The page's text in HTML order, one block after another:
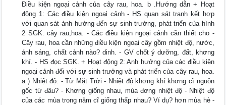
Điều kiện ngoại cảnh của cây rau, hoa. b .Hướng dẫn + Hoạt
động 1: Các điều kiện ngoại cảnh - HS quan sát tranh kết hợp
với quan sát ảnh hưởng đến sự sinh trưởng, phát triển của hình
2 SGK. cây rau,hoa. - Các điều kiện ngoại cảnh cần thiết cho -
Cây rau, hoa cần những điều kiện ngoại cây gồm nhiệt độ, nước,
ánh sáng, chất cảnh nào? dinh. - GV chốt ý dưỡng, đất, khơng
khí. - HS đọc SGK. + Hoạt động 2: Anh hưởng của các điều kiện
ngoại cảnh đối với sự sinh trưởng và phát triển của cây rau, hoa.
a ) Nhiệt độ: - Từ Mặt Trời - Nhiệt độ khơng khí khơng cĩ nguồn
gốc từ đâu? - Khơng giống nhau, mùa đơng nhiệt độ - Nhiệt độ
của các mùa trong năm cĩ giống thấp nhau? Ví dụ? hơn mùa hè -